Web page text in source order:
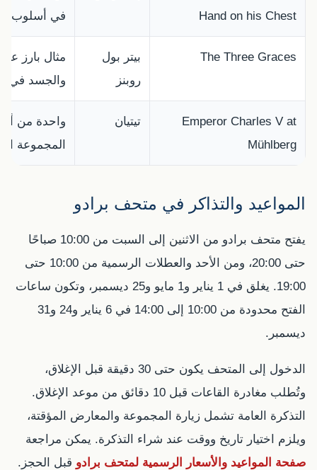
Hand on his Chest
في أسلوب
The Three Graces
بيتر بول
روبنز
مثال بارز
والجسد في
Emperor Charles V at
Mühlberg
تيتيان
واحدة من
المجموعة
المواعيد والتذاكر في متحف برادو
يفتح متحف برادو من الاثنين إلى السبت من 10:00 صباحًا
حتى 20:00، ومن الأحد والعطلات الرسمية من 10:00 حتى
19:00. يغلق في 1 يناير و1 مايو و25 ديسمبر، وتكون ساعات
الفتح محدودة من 10:00 إلى 14:00 في 6 يناير و24 و31
ديسمبر.
الدخول إلى المتحف يكون حتى 30 دقيقة قبل الإغلاق،
وتُطلب مغادرة القاعات قبل 10 دقائق من موعد الإغلاق.
التذكرة العامة تشمل زيارة المجموعة والمعارض المؤقتة،
ويلزم اختيار تاريخ ووقت عند شراء التذكرة. يمكن مراجعة
صفحة المواعيد والأسعار الرسمية لمتحف برادو قبل الحجز.